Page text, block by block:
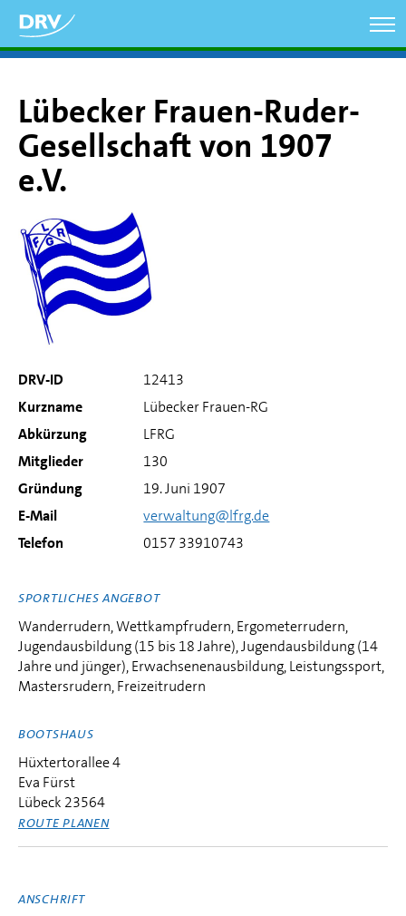
zum
Inhalt
Lübecker Frauen-Ruder-
Gesellschaft von 1907
e.V.
DRV-ID
12413
Kurzname
Lübecker Frauen-RG
Abkürzung
LFRG
Mitglieder
130
Gründung
19. Juni 1907
E-Mail
verwaltung@lfrg.de
Telefon
0157 33910743
SPORTLICHES ANGEBOT
Wanderrudern, Wettkampfrudern, Ergometerrudern,
Jugendausbildung (15 bis 18 Jahre), Jugendausbildung (14
Jahre und jünger), Erwachsenenausbildung, Leistungssport,
Mastersrudern, Freizeitrudern
BOOTSHAUS
Hüxtertorallee 4
Eva Fürst
Lübeck 23564
ROUTE PLANEN
ANSCHRIFT